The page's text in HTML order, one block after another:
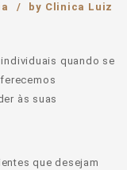
by Clinica Luiz
quando se
às suas
que desejam